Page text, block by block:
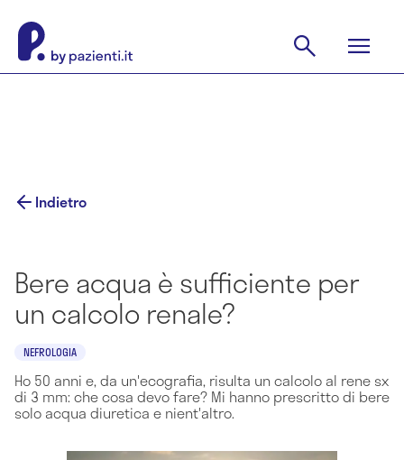
Indietro
Bere acqua è sufficiente per
un calcolo renale?
NEFROLOGIA
Ho 50 anni e, da un'ecografia, risulta un calcolo al rene sx
di 3 mm: che cosa devo fare? Mi hanno prescritto di bere
solo acqua diuretica e nient'altro.